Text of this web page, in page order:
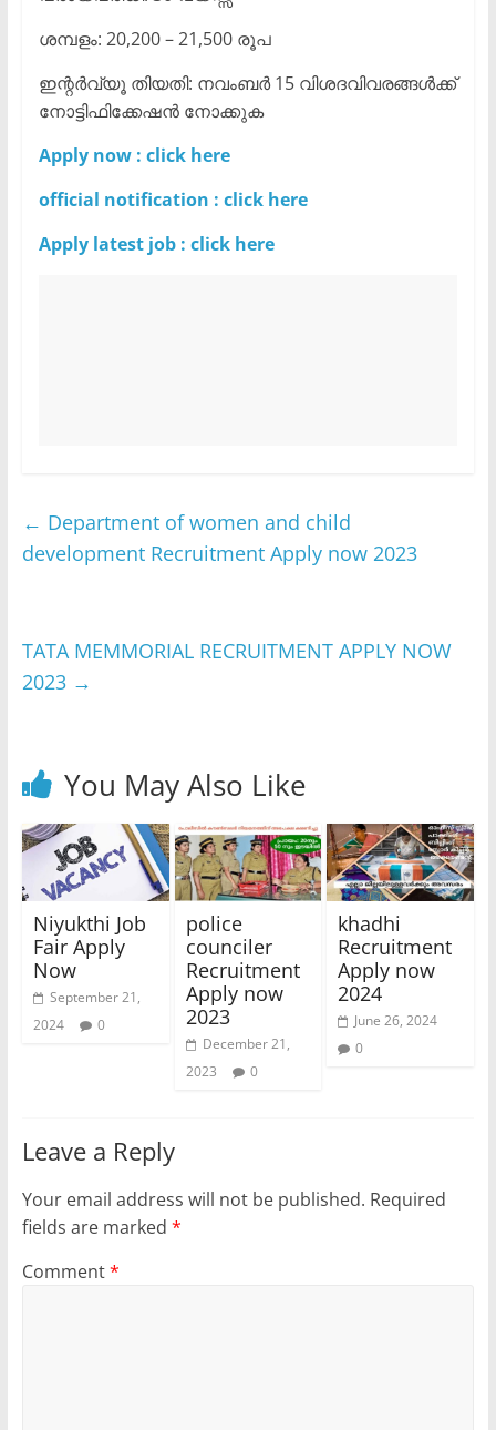
ശമ്പളം: 20,200 – 21,500 രൂപ
ഇന്റർവ്യൂ തിയതി: നവംബർ 15 വിശദവിവരങ്ങൾക്ക്
നോട്ടിഫിക്കേഷൻ നോക്കുക
Apply now : click here
official notification : click here
Apply latest job : click here
← Department of women and child
development Recruitment Apply now 2023
TATA MEMMORIAL RECRUITMENT APPLY NOW
2023 →
You May Also Like
Niyukthi Job
Fair Apply
Now
September 21,
2024
0
police
counciler
Recruitment
Apply now
2023
December 21,
2023
0
khadhi
Recruitment
Apply now
2024
June 26, 2024
0
Leave a Reply
Your email address will not be published. Required
fields are marked *
Comment*